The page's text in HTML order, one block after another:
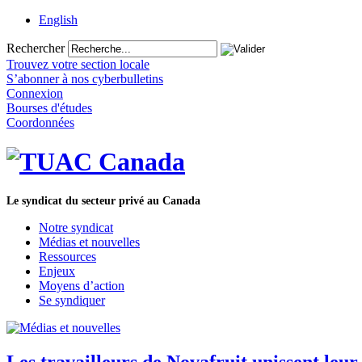
English
Rechercher
Trouvez votre section locale
S’abonner à nos cyberbulletins
Connexion
Bourses d'études
Coordonnées
Le syndicat du secteur privé au Canada
Notre syndicat
Médias et nouvelles
Ressources
Enjeux
Moyens d’action
Se syndiquer